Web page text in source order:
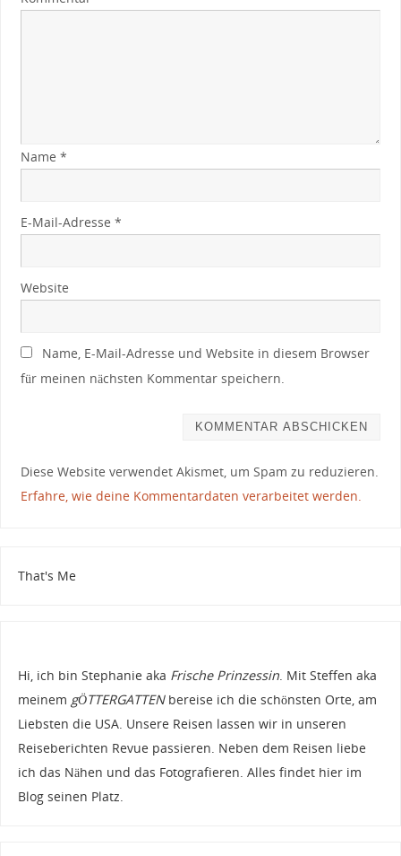
Name *
E-Mail-Adresse *
Website
Name, E-Mail-Adresse und Website in diesem Browser
für meinen nächsten Kommentar speichern.
Diese Website verwendet Akismet, um Spam zu reduzieren.
Erfahre, wie deine Kommentardaten verarbeitet werden.
That's Me
Hi, ich bin Stephanie aka Frische Prinzessin. Mit Steffen aka
meinem gÖTTERGATTENbereise ich die schönsten Orte, am
Liebsten die USA. Unsere Reisen lassen wir in unseren
Reiseberichten Revue passieren. Neben dem Reisen liebe
ich das Nähen und das Fotografieren. Alles findet hier im
Blog seinen Platz.